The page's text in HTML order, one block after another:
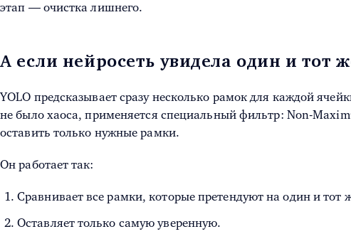
этап — очистка лишнего.
А если нейросеть увидела один и тот
YOLO предсказывает сразу несколько рамок для каждой
не было хаоса, применяется специальный фильтр: Non-
оставить только нужные рамки.
Он работает так:
Сравнивает все рамки, которые претендуют на один и тот
Оставляет только самую уверенную.